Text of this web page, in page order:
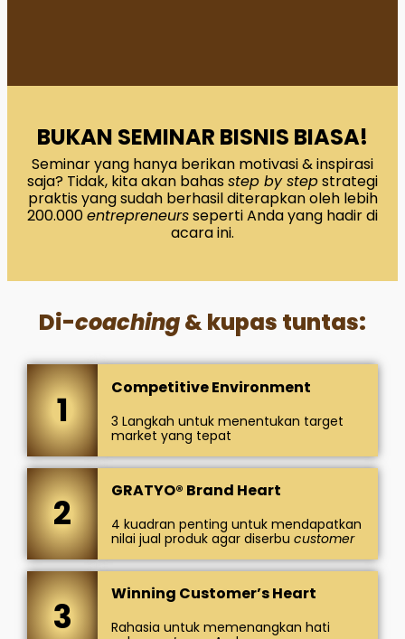
BUKAN SEMINAR BISNIS BIASA!
Seminar yang hanya berikan motivasi & inspirasi
saja? Tidak, kita akan bahasstep by stepstrategi
praktis yang sudah berhasil diterapkan oleh lebih
200.000entrepreneursseperti Anda yang hadir di
acara ini.
Di-coaching& kupas tuntas:
1
Competitive Environment
3 Langkah untuk menentukan target
market yang tepat
2
GRATYO® Brand Heart
4 kuadran penting untuk mendapatkan
nilai jual produk agar diserbucustomer
3
Winning Customer’s Heart
Rahasia untuk memenangkan hati